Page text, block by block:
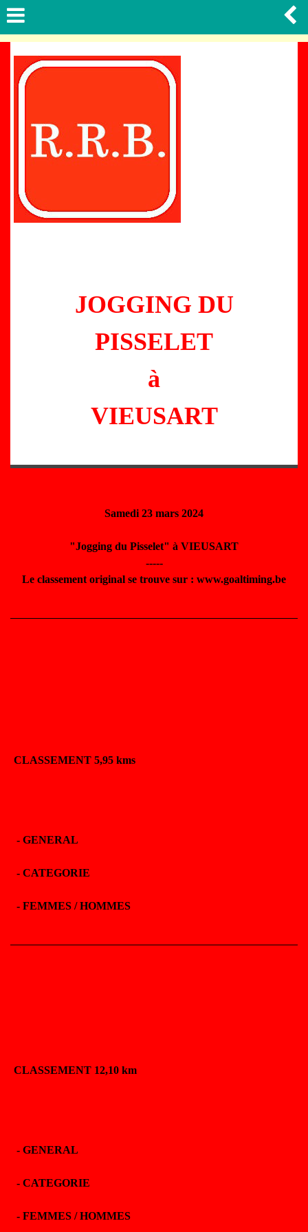
JOGGING DU
PISSELET
à
VIEUSART
Samedi 23 mars 2024
"Jogging du Pisselet" à VIEUSART
-----
Le classement original se trouve sur : www.goaltiming.be
CLASSEMENT 5,95 kms
- GENERAL
- CATEGORIE
- FEMMES / HOMMES
CLASSEMENT 12,10 km
- GENERAL
- CATEGORIE
- FEMMES / HOMMES